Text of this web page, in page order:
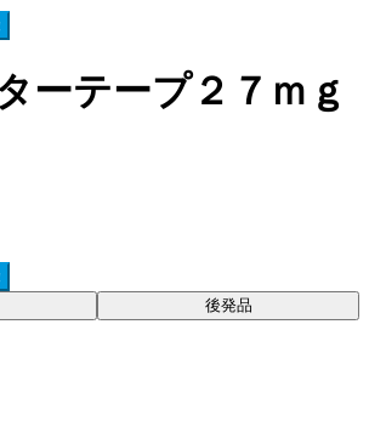
ーテープ２７ｍｇ
後発品